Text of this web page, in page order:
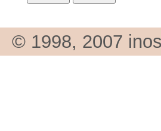
© 1998, 2007